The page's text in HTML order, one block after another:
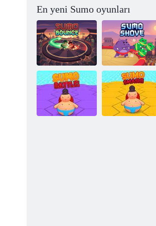
En yeni Sumo oyunları
Sumo Zıplaması Sumo İtme